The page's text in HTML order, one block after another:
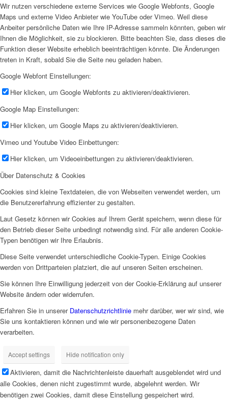
Wir nutzen verschiedene externe Services wie Google Webfonts, Google
Maps und externe Video Anbieter wie YouTube oder Vimeo. Weil diese
Anbeiter persönliche Daten wie Ihre IP-Adresse sammeln könnten, geben wir
Ihnen die Möglichkeit, sie zu blockieren. Bitte beachten Sie, dass dieses die
Funktion dieser Website erheblich beeinträchtigen könnte. Die Änderungen
treten in Kraft, sobald Sie die Seite neu geladen haben.
Google Webfont Einstellungen:
Hier klicken, um Google Webfonts zu aktivieren/deaktivieren.
Google Map Einstellungen:
Hier klicken, um Google Maps zu aktivieren/deaktivieren.
Vimeo und Youtube Video Einbettungen:
Hier klicken, um Videoeinbettungen zu aktivieren/deaktivieren.
Über Datenschutz & Cookies
Cookies sind kleine Textdateien, die von Webseiten verwendet werden, um
die Benutzererfahrung effizienter zu gestalten.
Laut Gesetz können wir Cookies auf Ihrem Gerät speichern, wenn diese für
den Betrieb dieser Seite unbedingt notwendig sind. Für alle anderen Cookie-
Typen benötigen wir Ihre Erlaubnis.
Diese Seite verwendet unterschiedliche Cookie-Typen. Einige Cookies
werden von Drittparteien platziert, die auf unseren Seiten erscheinen.
Sie können Ihre Einwilligung jederzeit von der Cookie-Erklärung auf unserer
Website ändern oder widerrufen.
Erfahren Sie in unserer Datenschutzrichtlinie mehr darüber, wer wir sind, wie
Sie uns kontaktieren können und wie wir personenbezogene Daten
verarbeiten.
Accept settings Hide notification only
Aktivieren, damit die Nachrichtenleiste dauerhaft ausgeblendet wird und
alle Cookies, denen nicht zugestimmt wurde, abgelehnt werden. Wir
benötigen zwei Cookies, damit diese Einstellung gespeichert wird.